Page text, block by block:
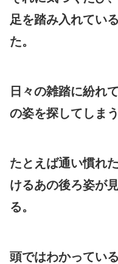
足を踏み入れてい
た。
日々の雑踏に紛れ
の姿を探してしまう
たとえば通い慣れ
けるあの後ろ姿が
る。
頭ではわかってい